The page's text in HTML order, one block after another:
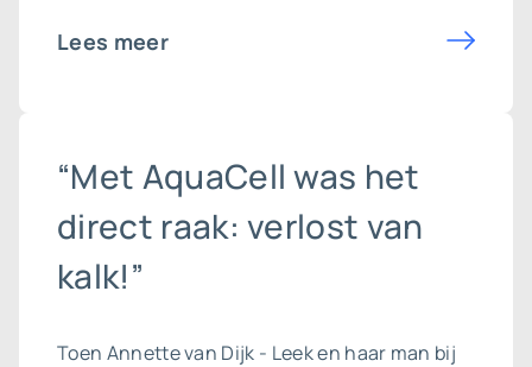
Lees meer
“Met AquaCell was het
direct raak: verlost van
kalk!”
Toen Annette van Dijk - Leek en haar man bij